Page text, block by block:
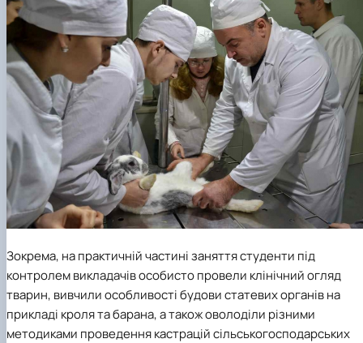
Зокрема, на практичній частині заняття студенти під
контролем викладачів особисто провели клінічний огляд
тварин, вивчили особливості будови статевих органів на
прикладі кроля та барана, а також оволоділи різними
методиками проведення кастрацій сільськогосподарських